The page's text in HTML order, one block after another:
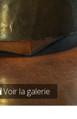
Voir la galerie